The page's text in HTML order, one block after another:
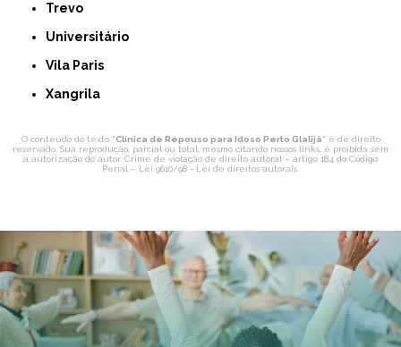
Trevo
Universitário
Vila Paris
Xangrila
O conteúdo do texto "Clínica de Repouso para Idoso Perto Glalijá" é de direito
reservado. Sua reprodução, parcial ou total, mesmo citando nossos links, é proibida sem
a autorização do autor. Crime de violação de direito autoral – artigo 184 do Código
Penal – Lei 9610/98 - Lei de direitos autorais